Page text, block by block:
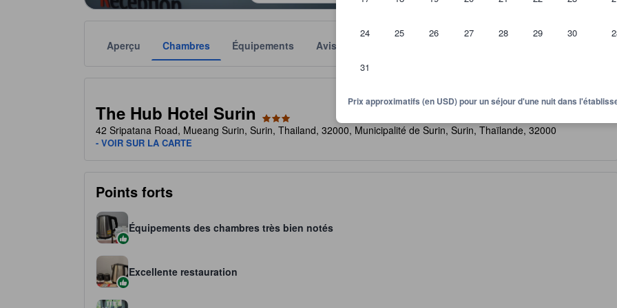
24 25 26 27 28 29 30
31
Prix approximatifs (en USD) pour un séjour d'une nuit dans
Aperçu Chambres Équipements Avis
The Hub Hotel Surin
42 Sripatana Road, Mueang Surin, Surin, Thailand, 32000, Municipalité de Surin, Surin, Thaïlande, 32000
- VOIR SUR LA CARTE
Points forts
Équipements des chambres très bien notés
Excellente restauration